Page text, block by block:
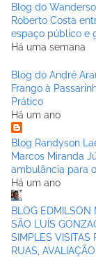
Blog do
Roberto Costa
espaço público e
Há uma semana
Blog do André
Frango à
Prático
Há um ano
Blog Randyson
Marcos Miranda
ambulância para
Há um ano
BLOG EDMILSON
SÃO LUÍS
SIMPLES VISITAS
RUAS,